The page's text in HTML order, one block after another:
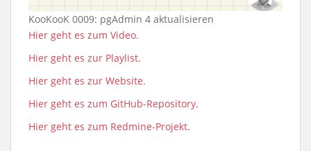
KooKooK 0009: pgAdmin 4 aktualisieren
Hier geht es zum Video.
Hier geht es zur Playlist.
Hier geht es zur Website.
Hier geht es zum GitHub-Repository.
Hier geht es zum Redmine-Projekt.